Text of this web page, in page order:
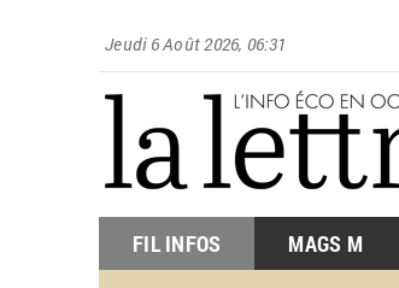
Jeudi 6 Août 2026, 06:31
FIL INFOS MAGS M